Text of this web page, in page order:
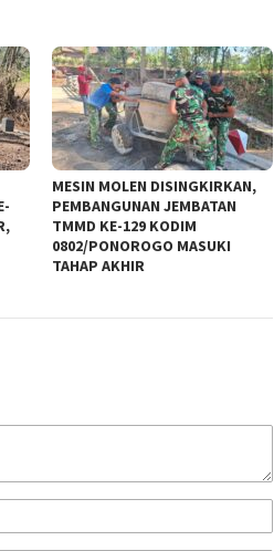
MESIN MOLEN DISINGKIRKAN,
PEMBANGUNAN JEMBATAN
TMMD KE-129 KODIM
0802/PONOROGO MASUKI
TAHAP AKHIR